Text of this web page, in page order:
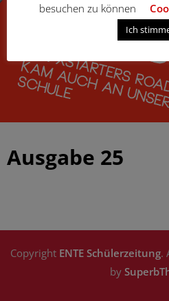
Ausgabe 25
Copyright ENTE Schülerzeitung.
by
besuchen zu können
Ich